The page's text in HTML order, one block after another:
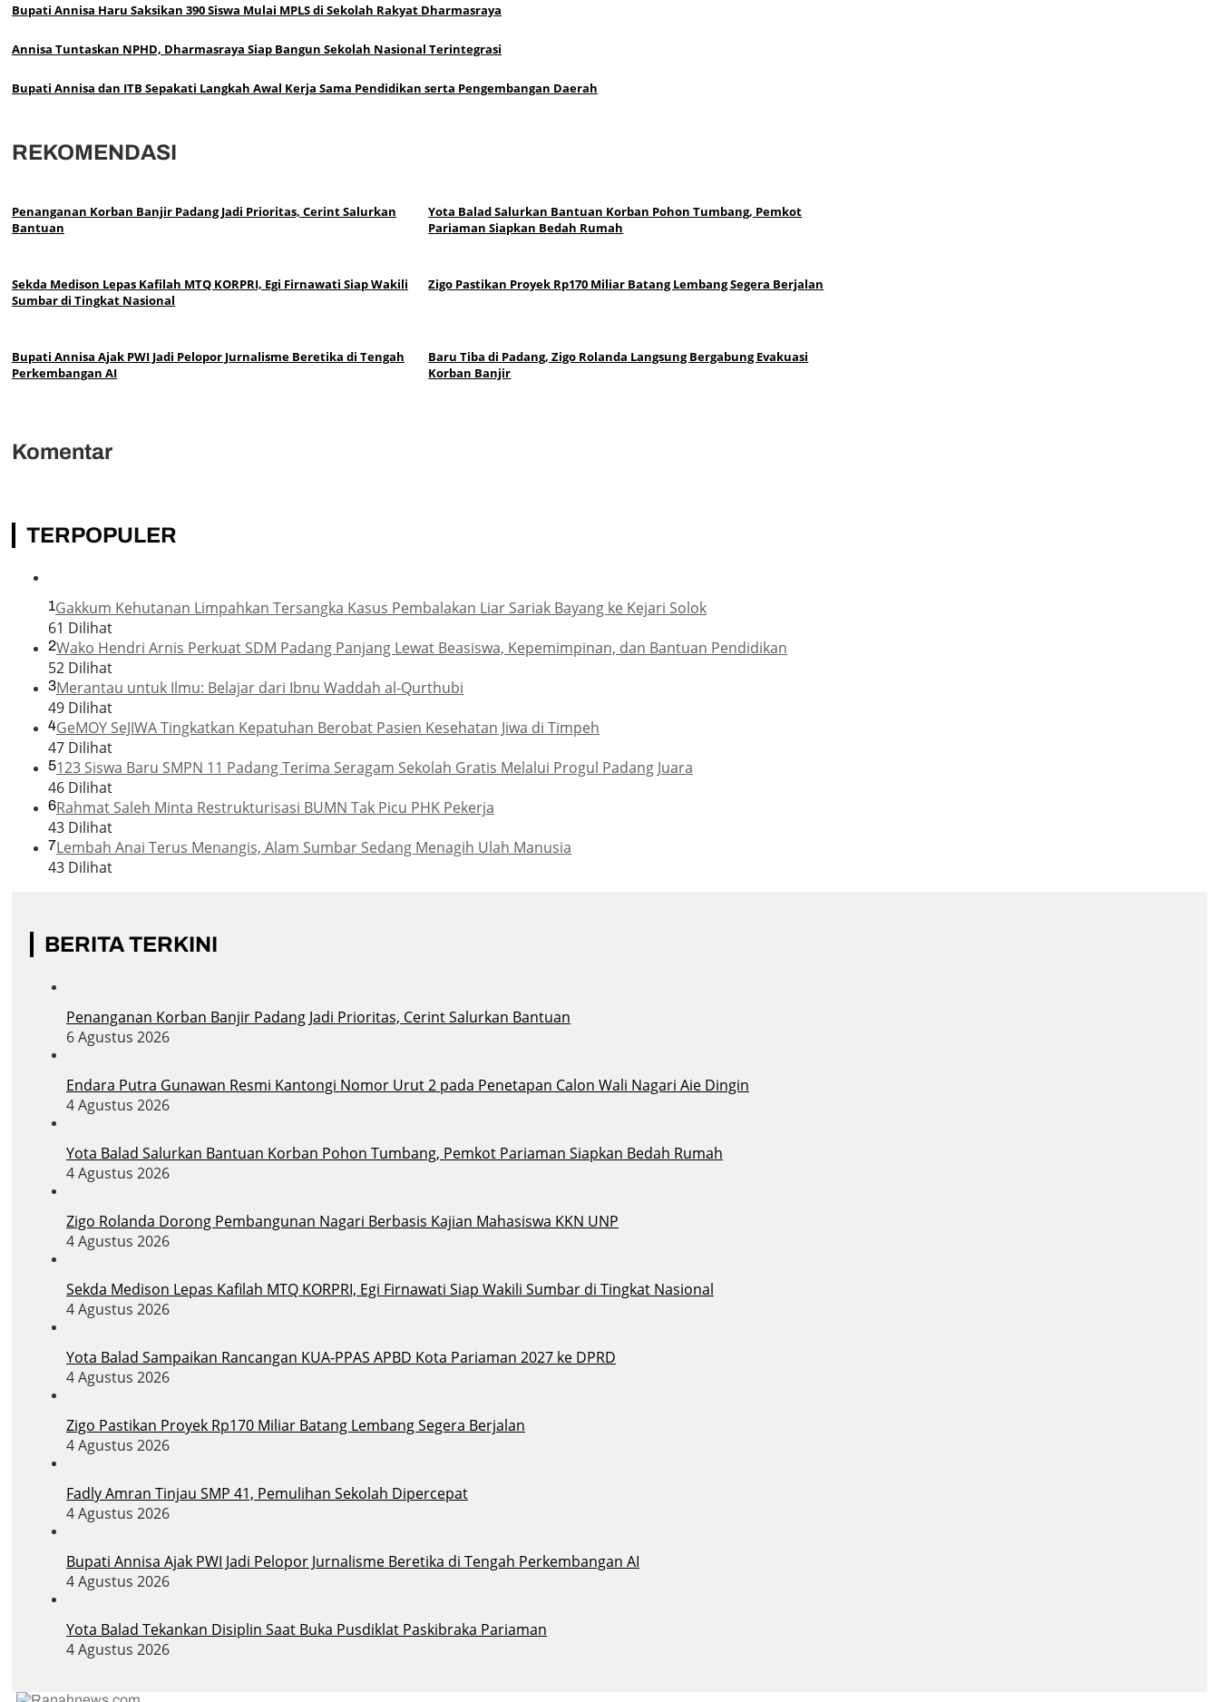
Bupati Annisa Haru Saksikan 390 Siswa Mulai MPLS di Sekolah Rakyat Dharmasraya
Annisa Tuntaskan NPHD, Dharmasraya Siap Bangun Sekolah Nasional Terintegrasi
Bupati Annisa dan ITB Sepakati Langkah Awal Kerja Sama Pendidikan serta Pengembangan Daerah
REKOMENDASI
Penanganan Korban Banjir Padang Jadi Prioritas, Cerint Salurkan
Bantuan
Yota Balad Salurkan Bantuan Korban Pohon Tumbang, Pemkot
Pariaman Siapkan Bedah Rumah
Sekda Medison Lepas Kafilah MTQ KORPRI, Egi Firnawati Siap Wakili
Sumbar di Tingkat Nasional
Zigo Pastikan Proyek Rp170 Miliar Batang Lembang Segera Berjalan
Bupati Annisa Ajak PWI Jadi Pelopor Jurnalisme Beretika di Tengah
Perkembangan AI
Baru Tiba di Padang, Zigo Rolanda Langsung Bergabung Evakuasi
Korban Banjir
Komentar
TERPOPULER
1Gakkum Kehutanan Limpahkan Tersangka Kasus Pembalakan Liar Sariak Bayang ke Kejari Solok
61 Dilihat
2Wako Hendri Arnis Perkuat SDM Padang Panjang Lewat Beasiswa, Kepemimpinan, dan Bantuan Pendidikan
52 Dilihat
3Merantau untuk Ilmu: Belajar dari Ibnu Waddah al-Qurthubi
49 Dilihat
4GeMOY SeJIWA Tingkatkan Kepatuhan Berobat Pasien Kesehatan Jiwa di Timpeh
47 Dilihat
5123 Siswa Baru SMPN 11 Padang Terima Seragam Sekolah Gratis Melalui Progul Padang Juara
46 Dilihat
6Rahmat Saleh Minta Restrukturisasi BUMN Tak Picu PHK Pekerja
43 Dilihat
7Lembah Anai Terus Menangis, Alam Sumbar Sedang Menagih Ulah Manusia
43 Dilihat
BERITA TERKINI
Penanganan Korban Banjir Padang Jadi Prioritas, Cerint Salurkan Bantuan
6 Agustus 2026
Endara Putra Gunawan Resmi Kantongi Nomor Urut 2 pada Penetapan Calon Wali Nagari Aie Dingin
4 Agustus 2026
Yota Balad Salurkan Bantuan Korban Pohon Tumbang, Pemkot Pariaman Siapkan Bedah Rumah
4 Agustus 2026
Zigo Rolanda Dorong Pembangunan Nagari Berbasis Kajian Mahasiswa KKN UNP
4 Agustus 2026
Sekda Medison Lepas Kafilah MTQ KORPRI, Egi Firnawati Siap Wakili Sumbar di Tingkat Nasional
4 Agustus 2026
Yota Balad Sampaikan Rancangan KUA-PPAS APBD Kota Pariaman 2027 ke DPRD
4 Agustus 2026
Zigo Pastikan Proyek Rp170 Miliar Batang Lembang Segera Berjalan
4 Agustus 2026
Fadly Amran Tinjau SMP 41, Pemulihan Sekolah Dipercepat
4 Agustus 2026
Bupati Annisa Ajak PWI Jadi Pelopor Jurnalisme Beretika di Tengah Perkembangan AI
4 Agustus 2026
Yota Balad Tekankan Disiplin Saat Buka Pusdiklat Paskibraka Pariaman
4 Agustus 2026